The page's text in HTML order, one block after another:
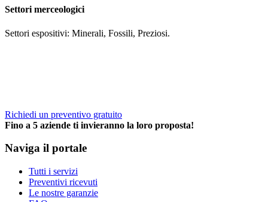
Settori merceologici
Settori espositivi: Minerali, Fossili, Preziosi.
Richiedi un preventivo gratuito
Fino a 5 aziende ti invieranno la loro proposta!
Naviga il portale
Tutti i servizi
Preventivi ricevuti
Le nostre garanzie